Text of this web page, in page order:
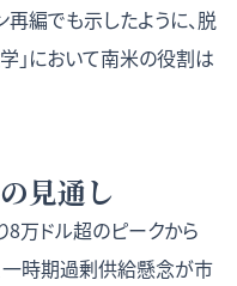
再編でも示したように、脱
」において南米の役割は
見通し
8万ドル超のピークから
一時期過剰供給懸念が市